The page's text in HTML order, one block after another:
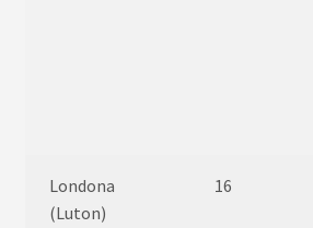
Londona
(Luton)
16